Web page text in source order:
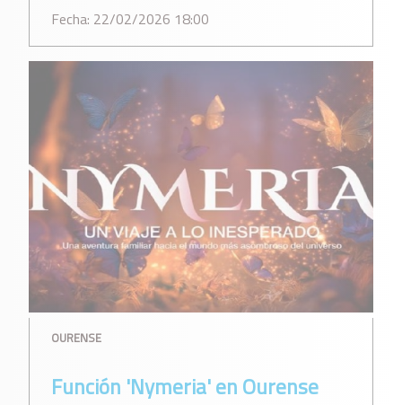
Fecha: 22/02/2026 18:00
OURENSE
Función 'Nymeria' en Ourense